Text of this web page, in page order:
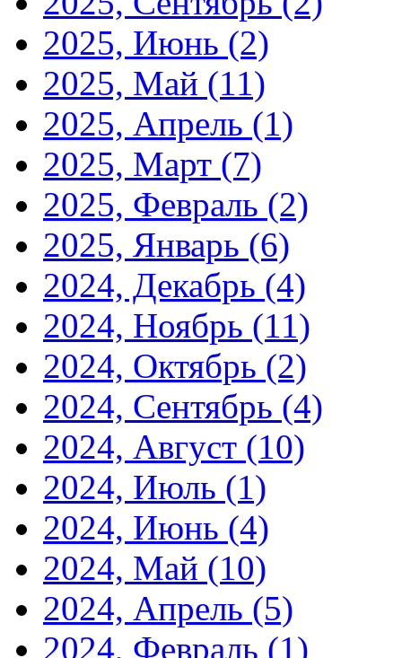
2025, Июнь (2)
2025, Май (11)
2025, Апрель (1)
2025, Март (7)
2025, Февраль (2)
2025, Январь (6)
2024, Декабрь (4)
2024, Ноябрь (11)
2024, Октябрь (2)
2024, Сентябрь (4)
2024, Август (10)
2024, Июль (1)
2024, Июнь (4)
2024, Май (10)
2024, Апрель (5)
2024, Февраль (1)